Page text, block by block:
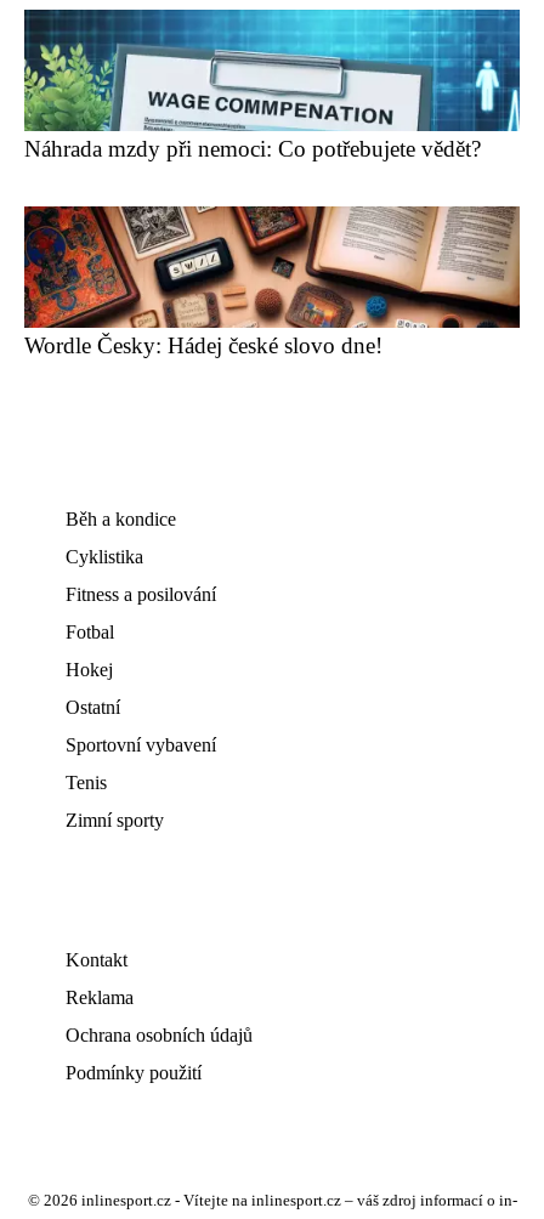
Náhrada mzdy při nemoci: Co potřebujete vědět?
Wordle Česky: Hádej české slovo dne!
Běh a kondice
Cyklistika
Fitness a posilování
Fotbal
Hokej
Ostatní
Sportovní vybavení
Tenis
Zimní sporty
Kontakt
Reklama
Ochrana osobních údajů
Podmínky použití
© 2026 inlinesport.cz - Vítejte na inlinesport.cz – váš zdroj informací o in-